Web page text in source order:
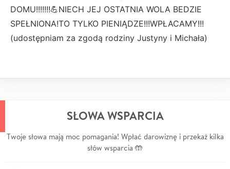
DOMU!!!!!!!💪NIECH JEJ OSTATNIA WOLA BEDZIE
SPEŁNIONA!TO TYLKO PIENIĄDZE!!!WPŁACAMY!!!
(udostępniam za zgodą rodziny Justyny i Michała)
SŁOWA WSPARCIA
Twoje słowa mają moc pomagania! Wpłać darowiznę i przekaż kilka
słów wsparcia 🤲